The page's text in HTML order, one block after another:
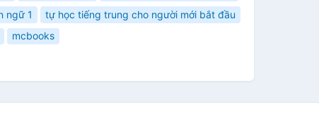
ngữ 1
tự học tiếng trung cho người mới bắt đầu
mcbooks